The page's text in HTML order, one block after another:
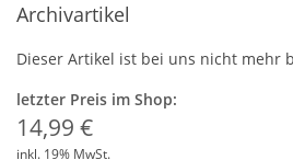
Archivartikel
Dieser Artikel ist bei uns nicht mehr
letzter Preis im Shop:
14,99 €
inkl. 19% MwSt.